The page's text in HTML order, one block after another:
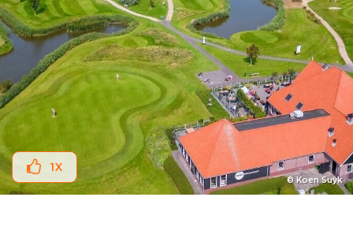
© Koen Suyk
1X